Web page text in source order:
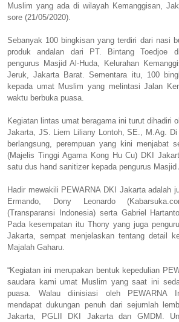
Muslim yang ada di wilayah Kemanggisan,
sore (21/05/2020).
Sebanyak 100 bingkisan yang terdiri dari nasi
produk andalan dari PT. Bintang Toedjoe
pengurus Masjid Al-Huda, Kelurahan
Jeruk, Jakarta Barat. Sementara itu, 100
kepada umat Muslim yang melintasi Jalan
waktu berbuka puasa.
Kegiatan lintas umat beragama ini turut dihadiri
Jakarta, JS. Liem Liliany Lontoh, SE., M.Ag.
berlangsung, perempuan yang kini menjabat
(Majelis Tinggi Agama Kong Hu Cu) DKI
satu dus hand sanitizer kepada pengurus Masjid
Hadir mewakili PEWARNA DKI Jakarta adalah
Ermando, Dony Leonardo
(Transparansi Indonesia) serta Gabriel
Pada kesempatan itu Thony yang juga
Jakarta, sempat menjelaskan tentang detail
Majalah Gaharu.
“Kegiatan ini merupakan bentuk kepedulian
saudara kami umat Muslim yang saat ini
puasa. Walau diinisiasi oleh PEWARNA
mendapat dukungan penuh dari sejumlah
Jakarta, PGLII DKI Jakarta dan GMDM.